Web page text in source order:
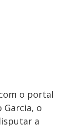
o portal
o
a